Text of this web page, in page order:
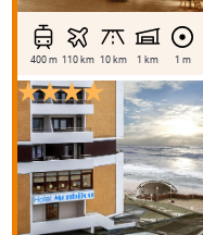
400 m 110 km 10 km 1 km 1 m